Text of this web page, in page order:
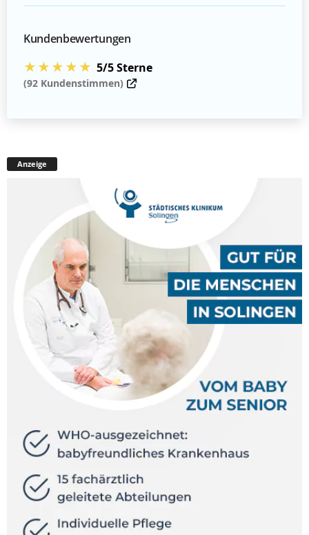
Kundenbewertungen
★★★★★ 5/5 Sterne
(92 Kundenstimmen)
Anzeige